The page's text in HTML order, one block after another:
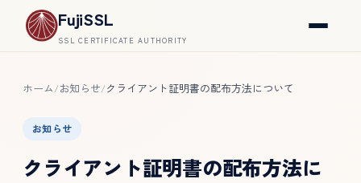
FujiSSL
SSL CERTIFICATE AUTHORITY
ホーム/お知らせ/クライアント証明書の配布方法について
お知らせ
クライアント証明書の配布方法に